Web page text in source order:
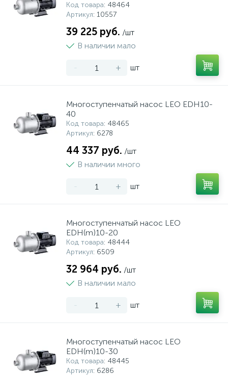
Код товара: 48464
Артикул: 10557
39 225 руб. /шт
В наличии мало
- + шт
Многоступенчатый насос LEO EDH10-
40
Код товара: 48465
Артикул: 6278
44 337 руб. /шт
В наличии много
- + шт
Многоступенчатый насос LEO
EDH(m)10-20
Код товара: 48444
Артикул: 6509
32 964 руб. /шт
В наличии мало
- + шт
Многоступенчатый насос LEO
EDH(m)10-30
Код товара: 48445
Артикул: 6286